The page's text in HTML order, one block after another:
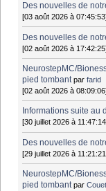
Des nouvelles de
[03 août 2026 à
Des nouvelles de
[02 août 2026 à
NeurostepMC/
pied tombant parfarid
[02 août 2026 à
Informations suite au
[30 juillet 2026 à
Des nouvelles de
[29 juillet 2026 à
NeurostepMC/
pied tombant par